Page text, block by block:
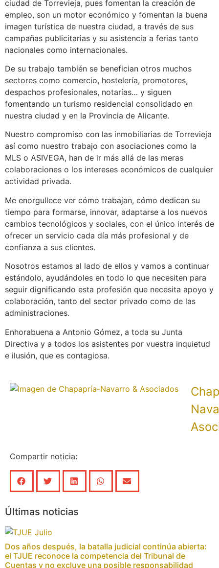
ciudad de Torrevieja, pues fomentan la creación de
empleo, son un motor económico y fomentan la buena
imagen turística de nuestra ciudad, a través de sus
campañas publicitarias y su asistencia a ferias tanto
nacionales como internacionales.
De su trabajo también se benefician otros muchos
sectores como comercio, hostelería, promotores,
despachos profesionales, notarías… y siguen
fomentando un turismo residencial consolidado en
nuestra ciudad y en la Provincia de Alicante.
Nuestro compromiso con las inmobiliarias de Torrevieja
así como nuestro trabajo con asociaciones como la
MLS o ASIVEGA, han de ir más allá de las meras
colaboraciones o los intereses económicos de cualquier
actividad privada.
Me enorgullece ver cómo trabajan, cómo dedican su
tiempo para formarse, innovar, adaptarse a los nuevos
cambios tecnológicos y sociales, con el único interés de
ofrecer un servicio cada día más profesional y de
confianza a sus clientes.
Nosotros estamos al lado de ellos y vamos a continuar
estándolo, ayudándoles en todo lo que necesiten para
seguir dignificando esta profesión que necesita apoyo y
colaboración, tanto del sector privado como de las
administraciones.
Enhorabuena a Antonio Gómez, a toda su Junta
Directiva y a todos los asistentes por vuestra inquietud
e ilusión, que es contagiosa.
Compartir noticia:
Últimas noticias
Dos años después, la batalla judicial continúa abierta:
el TJUE reconoce la competencia del Tribunal de
Cuentas y no excluye una posible responsabilidad